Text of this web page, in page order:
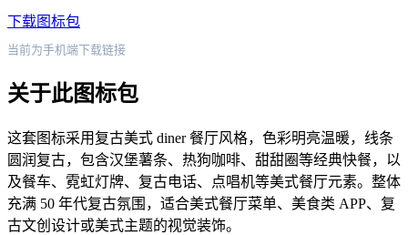
下载图标包
当前为手机端下载链接
关于此图标包
这套图标采用复古美式 diner 餐厅风格，色彩明亮温暖，线条
圆润复古，包含汉堡薯条、热狗咖啡、甜甜圈等经典快餐，以
及餐车、霓虹灯牌、复古电话、点唱机等美式餐厅元素。整体
充满 50 年代复古氛围，适合美式餐厅菜单、美食类 APP、复
古文创设计或美式主题的视觉装饰。